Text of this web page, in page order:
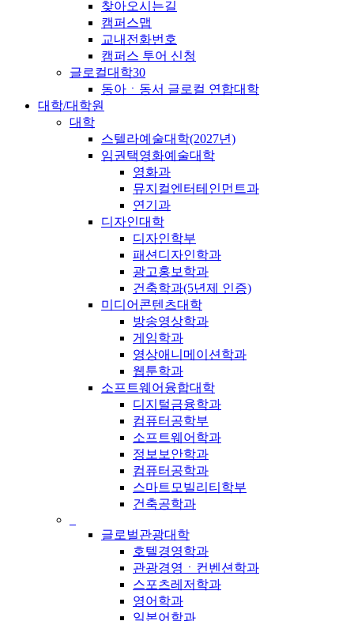
찾아오시는길
캠퍼스맵
교내전화번호
캠퍼스 투어 신청
글로컬대학30
동아ㆍ동서 글로컬 연합대학
대학/대학원
대학
스텔라예술대학(2027년)
임권택영화예술대학
영화과
뮤지컬엔터테인먼트과
연기과
디자인대학
디자인학부
패션디자인학과
광고홍보학과
건축학과(5년제 인증)
미디어콘텐츠대학
방송영상학과
게임학과
영상애니메이션학과
웹툰학과
소프트웨어융합대학
디지털금융학과
컴퓨터공학부
소프트웨어학과
정보보안학과
컴퓨터공학과
스마트모빌리티학부
건축공학과
글로벌관광대학
호텔경영학과
관광경영ㆍ컨벤션학과
스포츠레저학과
영어학과
일본어학과